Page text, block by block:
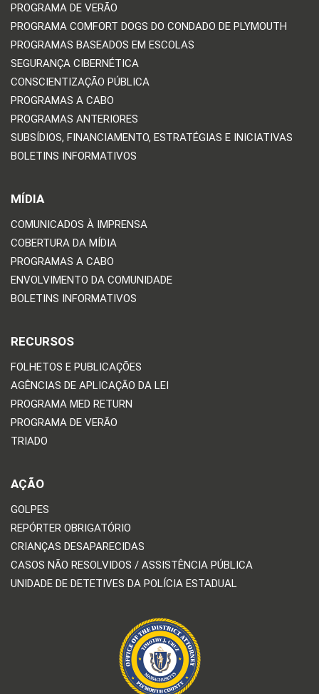
PROGRAMA DE VERÃO
PROGRAMA COMFORT DOGS DO CONDADO DE PLYMOUTH
PROGRAMAS BASEADOS EM ESCOLAS
SEGURANÇA CIBERNÉTICA
CONSCIENTIZAÇÃO PÚBLICA
PROGRAMAS A CABO
PROGRAMAS ANTERIORES
SUBSÍDIOS, FINANCIAMENTO, ESTRATÉGIAS E INICIATIVAS
BOLETINS INFORMATIVOS
MÍDIA
COMUNICADOS À IMPRENSA
COBERTURA DA MÍDIA
PROGRAMAS A CABO
ENVOLVIMENTO DA COMUNIDADE
BOLETINS INFORMATIVOS
RECURSOS
FOLHETOS E PUBLICAÇÕES
AGÊNCIAS DE APLICAÇÃO DA LEI
PROGRAMA MED RETURN
PROGRAMA DE VERÃO
TRIADO
AÇÃO
GOLPES
REPÓRTER OBRIGATÓRIO
CRIANÇAS DESAPARECIDAS
CASOS NÃO RESOLVIDOS / ASSISTÊNCIA PÚBLICA
UNIDADE DE DETETIVES DA POLÍCIA ESTADUAL